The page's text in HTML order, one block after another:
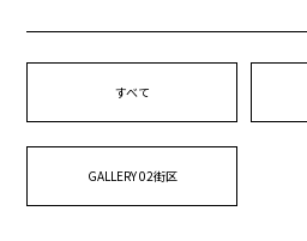
すべて
GALLERY 02街区